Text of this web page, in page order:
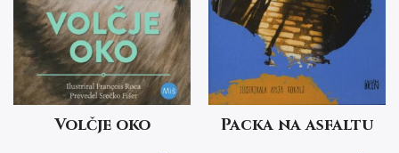
Volčje oko Packa na asfaltu